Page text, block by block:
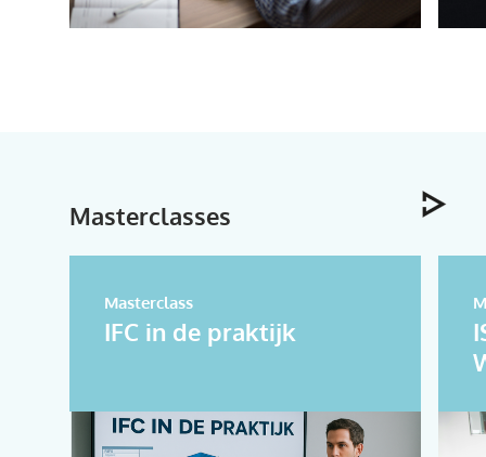
Masterclasses
Masterclass
IFC in de praktijk